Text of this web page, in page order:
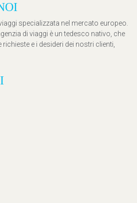
specializzata nel mercato europeo.
di viaggi è un tedesco nativo, che
e i desideri dei nostri clienti,